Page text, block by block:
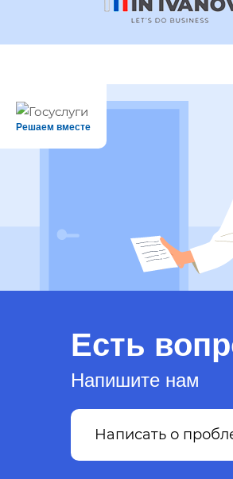
Есть
Напишите нам
Написать о
Решаем вместе